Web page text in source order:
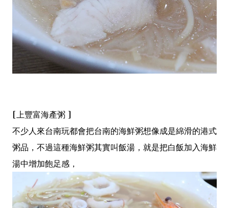
[上豐富海產粥 ]
不少人來台南玩都會把台南的海鮮粥想像成是綿滑的港式
粥品，不過這種海鮮粥其實叫飯湯，就是把白飯加入海鮮
湯中增加飽足感，